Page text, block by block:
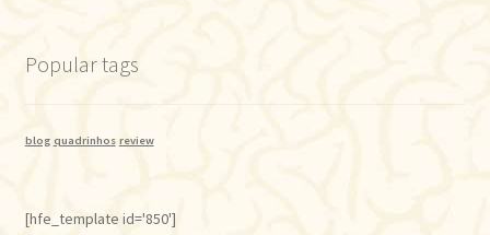
Popular tags
blog quadrinhos review
[hfe_template id='850']